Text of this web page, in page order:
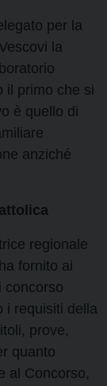
per la
la
il primo che si
è quello di
anziché
regionale
fornito ai
concorso
i requisiti della
prove,
quanto
al Concorso,